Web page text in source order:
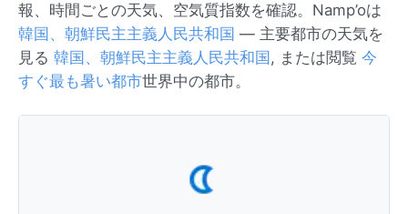
報、時間ごとの天気、空気質指数を確認。Namp’oは
韓国、朝鮮民主主義人民共和国 — 主要都市の天気を
見る 韓国、朝鮮民主主義人民共和国 , または閲覧 今
すぐ最も暑い都市世界中の都市。